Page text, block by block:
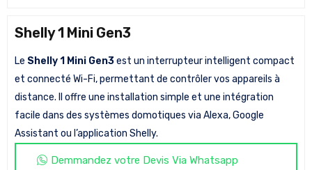
Shelly 1 Mini Gen3
Le Shelly 1 Mini Gen3est un interrupteur intelligent compact
et connecté Wi-Fi, permettant de contrôler vos appareils à
distance. Il offre une installation simple et une intégration
facile dans des systèmes domotiques via Alexa, Google
Assistant ou l’application Shelly.
Demmandez votre Devis Via Whatsapp